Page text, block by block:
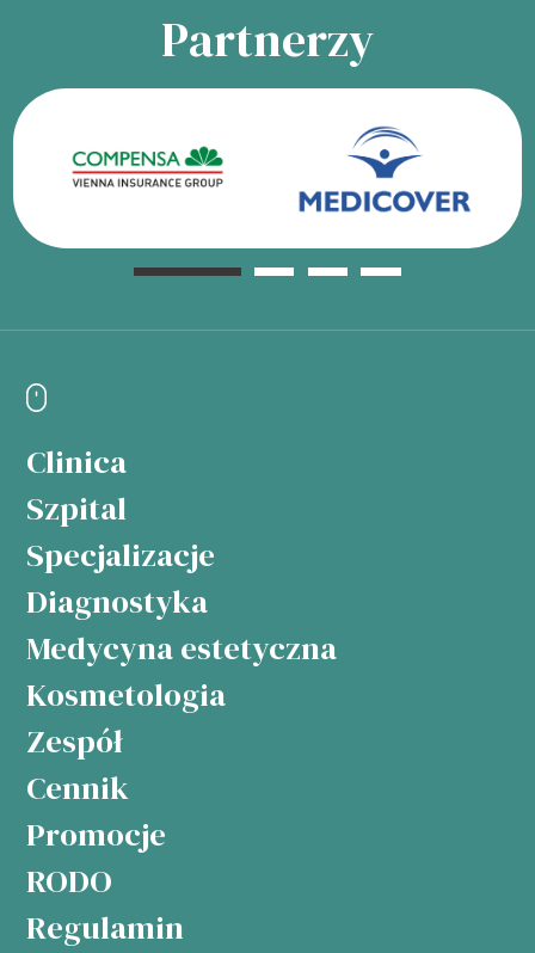
Partnerzy
Clinica
Szpital
Specjalizacje
Diagnostyka
Medycyna estetyczna
Kosmetologia
Zespół
Cennik
Promocje
RODO
Regulamin